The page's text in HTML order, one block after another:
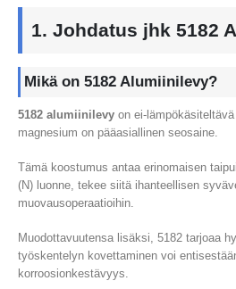
1. Johdatus jhk 5182
Mikä on 5182 Alumiinilevy?
5182 alumiinilevy on ei-
magnesium on pääasiallinen seosaine.
Tämä koostumus antaa erinomaisen
(N) luonne, tekee siitä ihanteellisen
muovausoperaatioihin.
Muodottavuutensa lisäksi, 5182 tarjoaa
työskentelyn kovettaminen voi
korroosionkestävyys.